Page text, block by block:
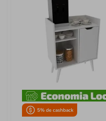
5% de cashback